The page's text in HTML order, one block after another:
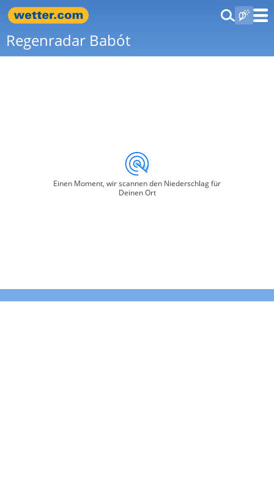
Regenradar Babót
Einen Moment, wir scannen den Niederschlag für
Deinen Ort